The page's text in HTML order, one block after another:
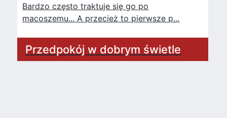
Bardzo często traktuje się go po
macoszemu... A przecież to pierwsze p...
Przedpokój w dobrym świetle